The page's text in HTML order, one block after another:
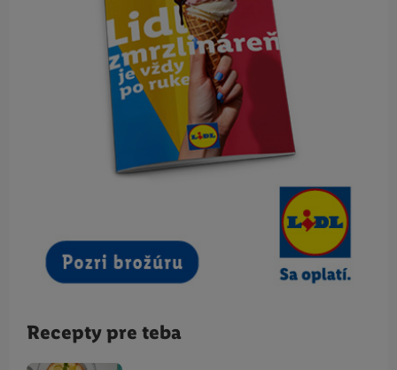
Recepty pre teba